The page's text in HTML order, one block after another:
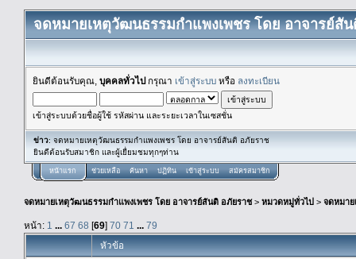
จดหมายเหตุวัฒนธรรมกำแพงเพชร โดย อาจารย์สั
ยินดีต้อนรับคุณ, บุคคลทั่วไปกรุณา เข้าสู่ระบบ หรือ ลงทะเบียน
เข้าสู่ระบบด้วยชื่อผู้ใช้ รหัสผ่าน และระยะเวลาในเซสชั่น
ข่าว: จดหมายเหตุวัฒนธรรมกำแพงเพชร โดย อาจารย์สันติ อภัยราช
ยินดีต้อนรับสมาชิก และผู้เยื่ยมชมทุกๆท่าน
หน้าแรก ช่วยเหลือ ค้นหา ปฏิทิน เข้าสู่ระบบ สมัครสมาชิก
จดหมายเหตุวัฒนธรรมกำแพงเพชร โดย อาจารย์สันติ อภัยราช> หมวดหมู่ทั่วไป > จดหมา
หน้า: 1 ... 67 68 [69] 70 71 ... 79
หัวข้อ